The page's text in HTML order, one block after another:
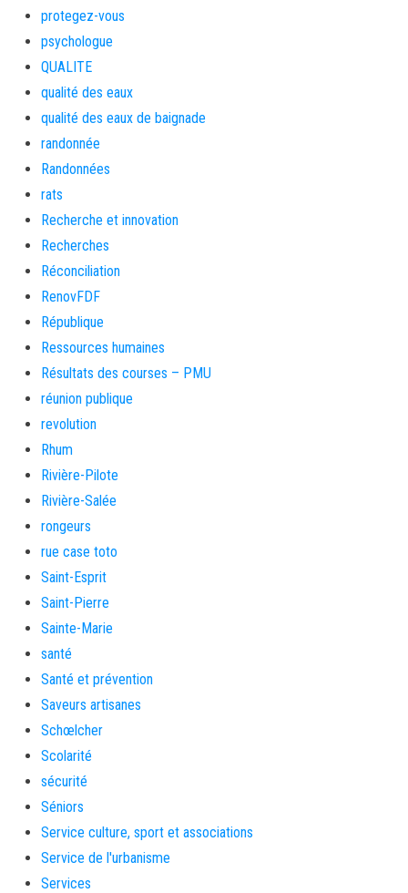
protegez-vous
psychologue
QUALITE
qualité des eaux
qualité des eaux de baignade
randonnée
Randonnées
rats
Recherche et innovation
Recherches
Réconciliation
RenovFDF
République
Ressources humaines
Résultats des courses – PMU
réunion publique
revolution
Rhum
Rivière-Pilote
Rivière-Salée
rongeurs
rue case toto
Saint-Esprit
Saint-Pierre
Sainte-Marie
santé
Santé et prévention
Saveurs artisanes
Schœlcher
Scolarité
sécurité
Séniors
Service culture, sport et associations
Service de l'urbanisme
Services